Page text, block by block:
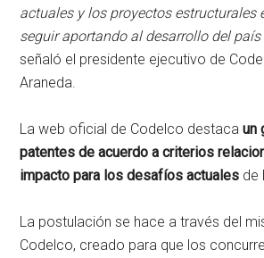
actuales y los proyectos estructurales
seguir aportando al desarrollo del
señaló el presidente ejecutivo de
Araneda.
La web oficial de Codelco destacaun
patentes de acuerdo a criterios
impacto para los desafíos actuales de
La postulación se hace a través del
Codelco, creado para que los